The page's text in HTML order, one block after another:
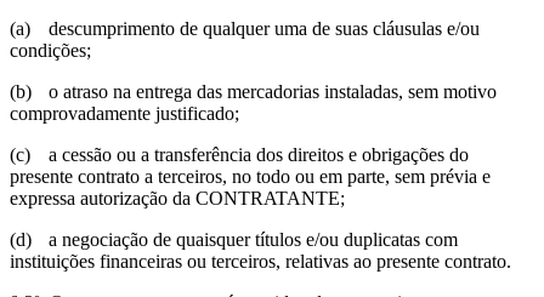
(a)
descumprimento de qualquer uma de suas cláusulas e/ou
condições;
(b)
o atraso na entrega das mercadorias instaladas, sem motivo
comprovadamente justificado;
(c)
a cessão ou a transferência dos direitos e obrigações do
presente contrato a terceiros, no todo ou em parte, sem prévia e
expressa autorização da CONTRATANTE;
(d)
a negociação de quaisquer títulos e/ou duplicatas com
instituições financeiras ou terceiros, relativas ao presente contrato.